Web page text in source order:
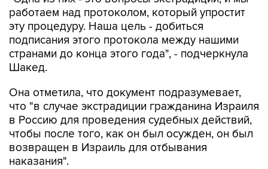
работаем над протоколом, который упростит
эту процедуру. Наша цель - добиться
подписания этого протокола между нашими
странами до конца этого года", - подчеркнула
Шакед.
Она отметила, что документ подразумевает,
что "в случае экстрадиции гражданина Израиля
в Россию для проведения судебных действий,
чтобы после того, как он был осужден, он был
возвращен в Израиль для отбывания
наказания".